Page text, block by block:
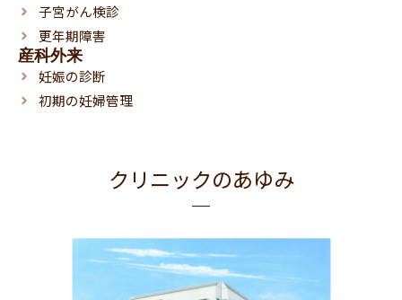
子宮がん検診
更年期障害
産科外来
妊娠の診断
初期の妊婦管理
クリニックのあゆみ